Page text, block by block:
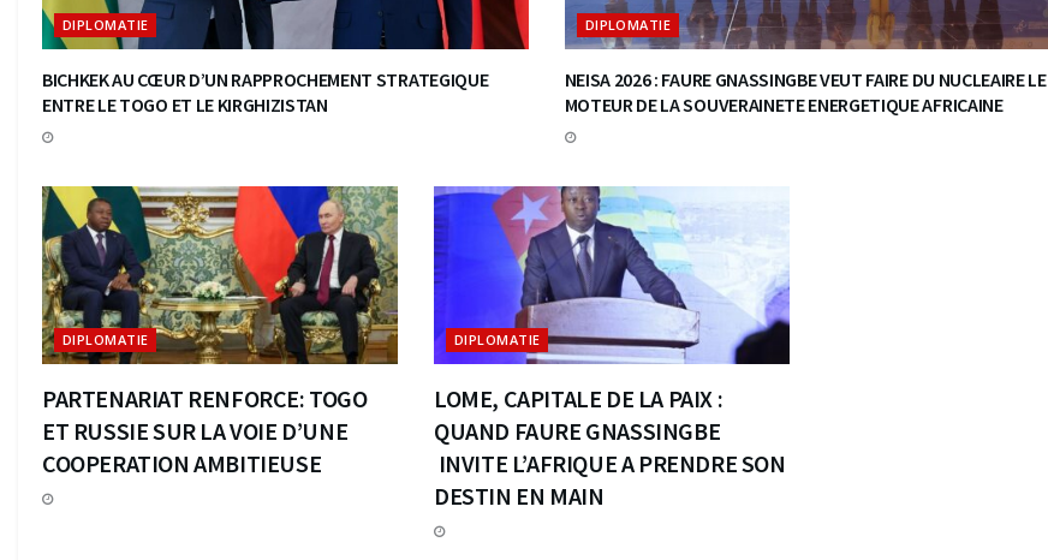
DIPLOMATIE
BICHKEK AU CŒUR D’UN RAPPROCHEMENT STRATEGIQUE
ENTRE LE TOGO ET LE KIRGHIZISTAN
DIPLOMATIE
NEISA 2026 : FAURE GNASSINGBE VEUT FAIRE DU NUCLEAIRE LE
MOTEUR DE LA SOUVERAINETE ENERGETIQUE AFRICAINE
DIPLOMATIE
PARTENARIAT RENFORCE: TOGO
ET RUSSIE SUR LA VOIE D’UNE
COOPERATION AMBITIEUSE
DIPLOMATIE
LOME, CAPITALE DE LA PAIX :
QUAND FAURE GNASSINGBE
INVITE L’AFRIQUE A PRENDRE SON
DESTIN EN MAIN